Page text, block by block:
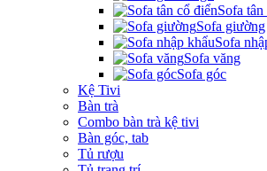
Sofa
Sofa giường
Sofa
Sofa văng
Sofa góc
Kệ Tivi
Bàn trà
Combo bàn trà kệ tivi
Bàn góc, tab
Tủ rượu